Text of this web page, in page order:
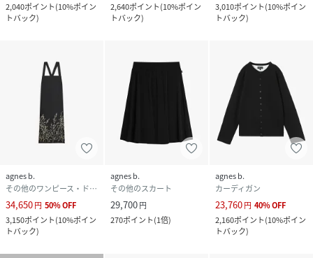
2,040ポイント(10%ポイン
トバック)
2,640ポイント(10%ポイン
トバック)
3,010ポイント(10%ポイン
トバック)
agnes b.
その他のワンピース・ドレス
34,650円 50%OFF
3,150ポイント(10%ポイン
トバック)
agnes b.
その他のスカート
29,700円
270ポイント(1倍)
agnes b.
カーディガン
23,760円 40%OFF
2,160ポイント(10%ポイン
トバック)